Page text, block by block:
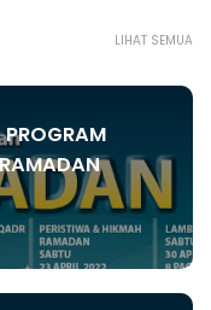
LIHAT SEMUA